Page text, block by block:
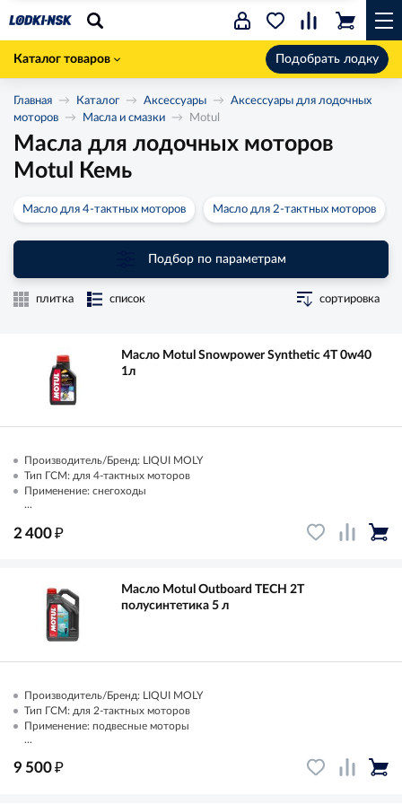
Каталог товаров Подобрать лодку
Главная Каталог Аксессуары
Аксессуары для лодочных
моторов
Масла и смазки Motul
Масла для лодочных моторов
Motul Кемь
Масло для 4-тактных моторов Масло для 2-тактных моторов
Подбор по параметрам
плитка список сортировка
Масло Motul Snowpower Synthetic 4T 0w40
1л
Производитель/Бренд: LIQUI MOLY
Тип ГСМ: для 4-тактных моторов
Применение: снегоходы
...
2 400₽
Масло Motul Outboard TECH 2T
полусинтетика 5 л
Производитель/Бренд: LIQUI MOLY
Тип ГСМ: для 2-тактных моторов
Применение: подвесные моторы
...
9 500₽